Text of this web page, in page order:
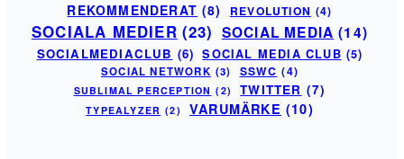
REKOMMENDERAT (8) REVOLUTION (4)
SOCIALA MEDIER (23) SOCIAL MEDIA (14)
SOCIALMEDIACLUB (6) SOCIAL MEDIA CLUB (5)
SOCIAL NETWORK (3) SSWC (4)
SUBLIMAL PERCEPTION (2) TWITTER (7)
TYPEALYZER (2) VARUMÄRKE (10)